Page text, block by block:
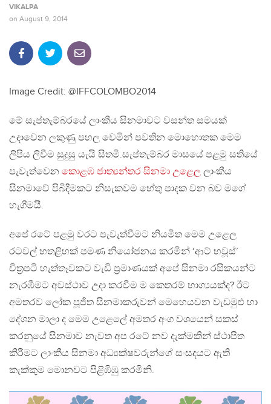
VIKALPA
on August 9, 2014
Image Credit: @IFFCOLOMBO2014
මේ සැප්තැම්බරයේ ලාංකීය සිනමාවට වසන්ත සමයක්
උදාවෙන ලකුණු පහල වෙමින් පවතින මොහොතක මෙම
ලිපිය ලිවීම සුදුසු යැයි සිතමි.සැප්තැම්බර මාසයේ පළමු සතියේ
පැවැත්වෙන කොළඹ ජාත්‍යන්තර සිනමා උළෙල ලාංකීය
සිනමාවේ පිබිදීමකට නිසැකවම හේතු පාදක වන බව මගේ
හැගීමයී.
අපේ රටේ පළමු වරට පැවැත්වීමට නියමිත මෙම උළෙල
රටවල් හතළිහක් පමණ නියෝජනය කරමින් ‘ආට් හවූස්’
චිත්‍රපටි හැත්තෑවකට වැඩි ප්‍රමාණයක් අපේ සිනමා රසිකයන්ට
නැරඹීමට අවස්ථාව උදා කරවීම ම කෙතරම් භාග්‍යයක්ද? ඊට
අමතරව ලෝක පූජිත සිනමාකරුවන් මෙහෙයවන වැඩමුළු හා
දේශන මාලා ද මෙම උළෙලේ අමතර අංග වශයෙන් සකස්
කරනුයේ සිනමාව නැවත අප රටේ නව දැක්මකින් ස්ථාපිත
කිරීමට ලාංකීය සිනමා අධ්‍යක්ෂවරුන්ගේ සංසදයට ඇති
කැක්කුම මොනවට පිළිඹිඹු කරමිනි.